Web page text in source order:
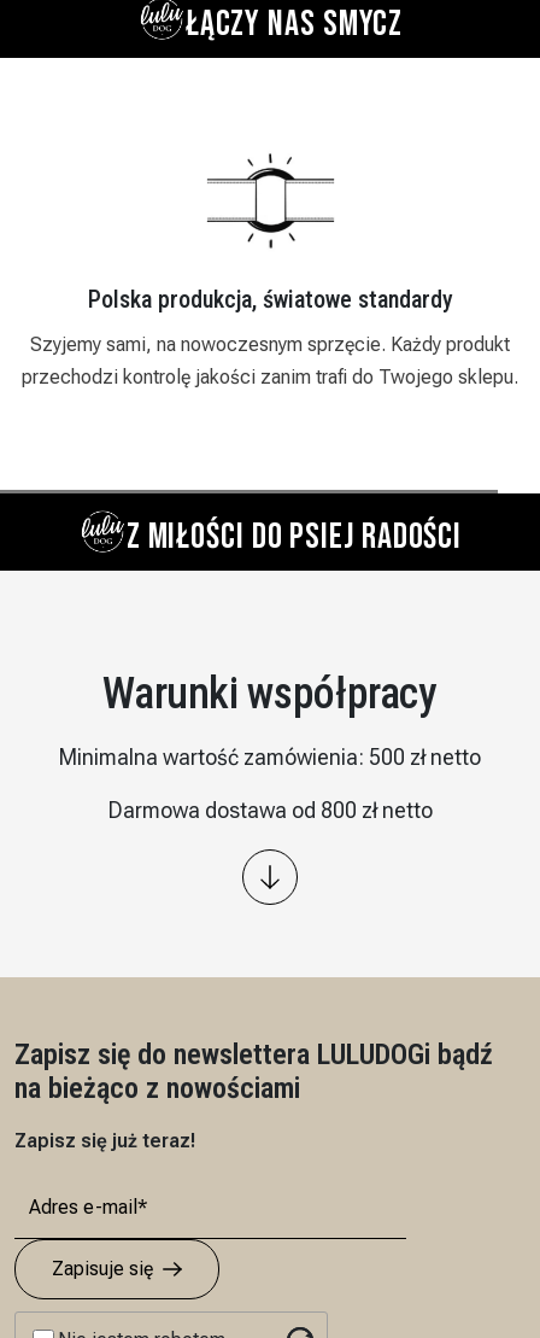
ŁĄCZY NAS SMYCZ
produkcja, światowe standardy
nowoczesnym sprzęcie. Każdy produkt
jakości zanim trafi do Twojego sklepu.
Działamy od
indywidualne
Z MIŁOŚCI DO PSIEJ RADOŚCI
Warunki współpracy
Minimalna wartość zamówienia: 500 zł netto
Darmowa dostawa od 800 zł netto
Wysyłka: kurier InPost
Zapisz się do newslettera LULUDOGi bądź
na bieżąco z nowościami
Zapisz się już teraz!
Zapisuje się